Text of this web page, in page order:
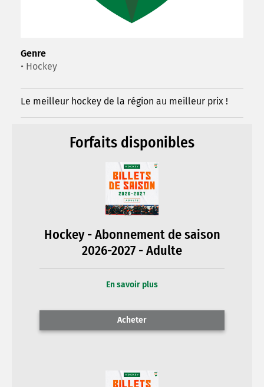
Genre
• Hockey
Le meilleur hockey de la région au meilleur prix !
Forfaits disponibles
Hockey - Abonnement de saison
2026-2027 - Adulte
En savoir plus
Acheter